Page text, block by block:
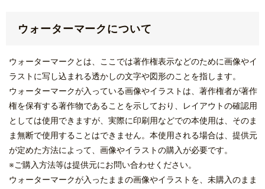
ウォーターマークについて
ウォーターマークとは、ここでは著作権表示などのために画像やイ
ラストに写し込まれる透かしの文字や図形のことを指します。
ウォーターマークが入っている画像やイラストは、著作権者が著作
権を保有する著作物であることを示しており、レイアウトの確認用
としては使用できますが、実際に印刷用などでの本使用は、そのま
ま無断で使用することはできません。本使用される場合は、提供元
が定めた方法によって、画像やイラストの購入が必要です。
※ご購入方法等は提供元にお問い合わせください。
ウォーターマークが入ったままの画像やイラストを、未購入のまま